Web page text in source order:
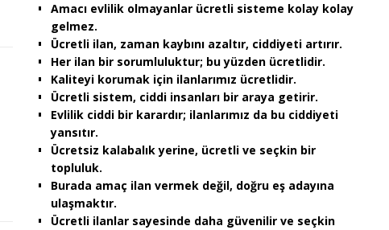
Amacı evlilik olmayanlar ücretli sisteme kolay kolay
gelmez.
Ücretli ilan, zaman kaybını azaltır, ciddiyeti artırır.
Her ilan bir sorumluluktur; bu yüzden ücretlidir.
Kaliteyi korumak için ilanlarımız ücretlidir.
Ücretli sistem, ciddi insanları bir araya getirir.
Evlilik ciddi bir karardır; ilanlarımız da bu ciddiyeti
yansıtır.
Ücretsiz kalabalık yerine, ücretli ve seçkin bir
topluluk.
Burada amaç ilan vermek değil, doğru eş adayına
ulaşmaktır.
Ücretli ilanlar sayesinde daha güvenilir ve seçkin